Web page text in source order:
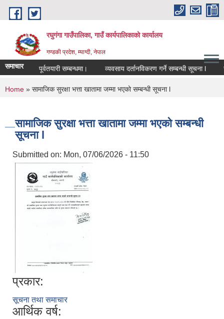
Skip to main content
रघुगंगा गाउँपालिका, गाउँ कार्यपालिकाको कार्यालय
गण्डकी प्रदेश, म्याग्दी, नेपाल
समाचार
सतर्कता तथा पूर्वतयारी सम्बन्धमा। व्यवसाय दर्तानविकरण गर्ने सम्बन्धी सूचना l
You are here
Home » सामाजिक सुरक्षा भत्ता खातामा जम्मा भएको सम्बन्धी सूचना l
सामाजिक सुरक्षा भत्ता खातामा जम्मा भएको सम्बन्धी
सूचना l
Submitted on: Mon, 07/06/2026 - 11:50
प्रकार:
सूचना तथा समाचार
आर्थिक वर्ष: